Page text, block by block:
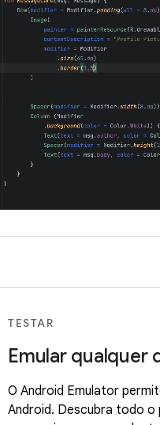
TESTAR
Emular qualquer
O Android Emulator
Android. Descubra todo o